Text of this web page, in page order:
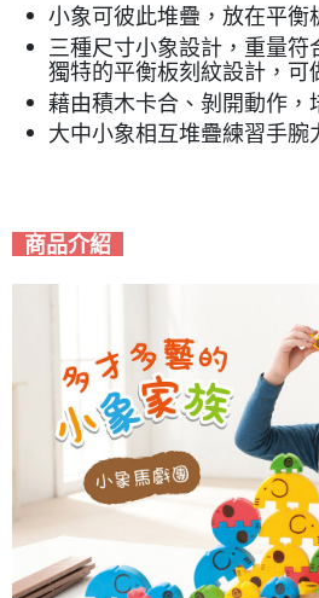
小象可彼此堆疊，放在平衡
三種尺寸小象設計，重量符
獨特的平衡板刻紋設計，可
藉由積木卡合、剝開動作，
大中小象相互堆疊練習手腕
商品介紹